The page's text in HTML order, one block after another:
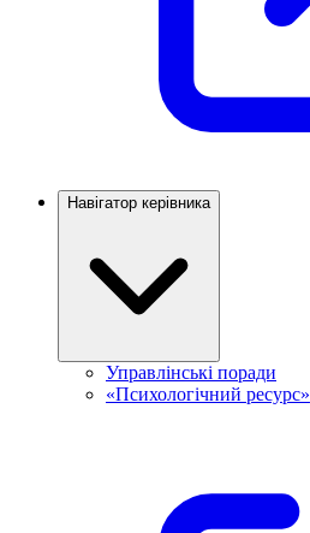
Навігатор керівника
Управлінські поради
«Психологічний ресурс»